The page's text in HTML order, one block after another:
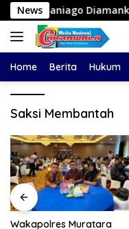
Langsung
ke
konten
NewsDiamankan Polsek
Home Berita Hukum
Saksi Membantah
Wakapolres Muratara